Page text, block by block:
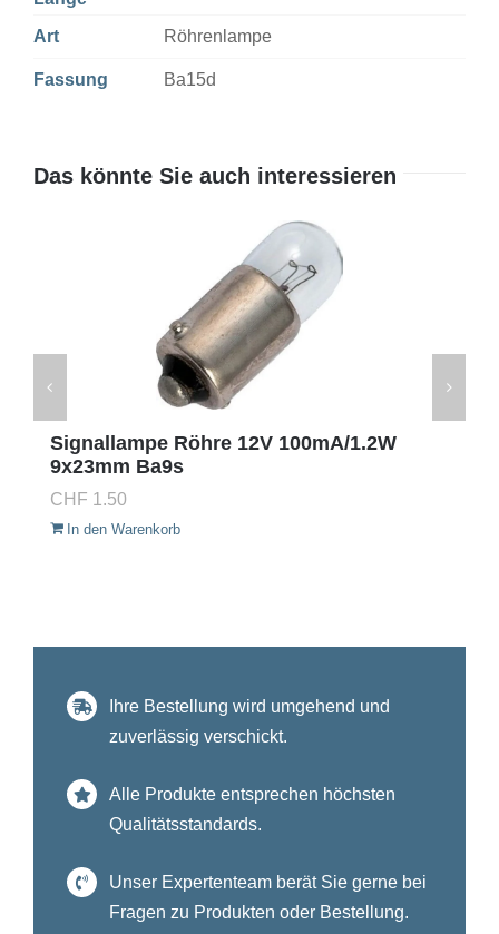
Art
Röhrenlampe
Fassung Ba15d
Das könnte Sie auch interessieren
Signallampe Röhre 12V 100mA/1.2W
9x23mm Ba9s
CHF 1.50
In den Warenkorb
Ihre Bestellung wird umgehend und
zuverlässig verschickt.
Alle Produkte entsprechen höchsten
Qualitätsstandards.
Unser Expertenteam berät Sie gerne bei
Fragen zu Produkten oder Bestellung.